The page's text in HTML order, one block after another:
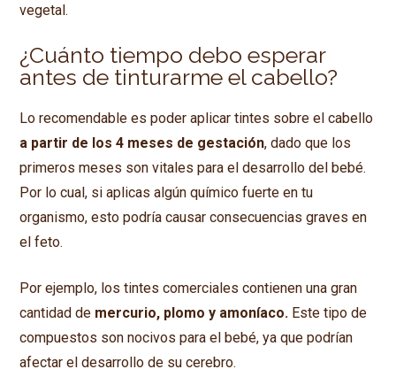
vegetal.
¿Cuánto tiempo debo esperar
antes de tinturarme el cabello?
Lo recomendable es poder aplicar tintes sobre el cabello
a partir de los 4 meses de gestación, dado que los
primeros meses son vitales para el desarrollo del bebé.
Por lo cual, si aplicas algún químico fuerte en tu
organismo, esto podría causar consecuencias graves en
el feto.
Por ejemplo, los tintes comerciales contienen una gran
cantidad de mercurio, plomo y amoníaco. Este tipo de
compuestos son nocivos para el bebé, ya que podrían
afectar el desarrollo de su cerebro.